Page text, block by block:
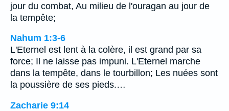
jour du combat, Au milieu de l'ouragan au jour de
la tempête;
Nahum 1:3-6
L'Eternel est lent à la colère, il est grand par sa
force; Il ne laisse pas impuni. L'Eternel marche
dans la tempête, dans le tourbillon; Les nuées sont
la poussière de ses pieds.…
Zacharie 9:14